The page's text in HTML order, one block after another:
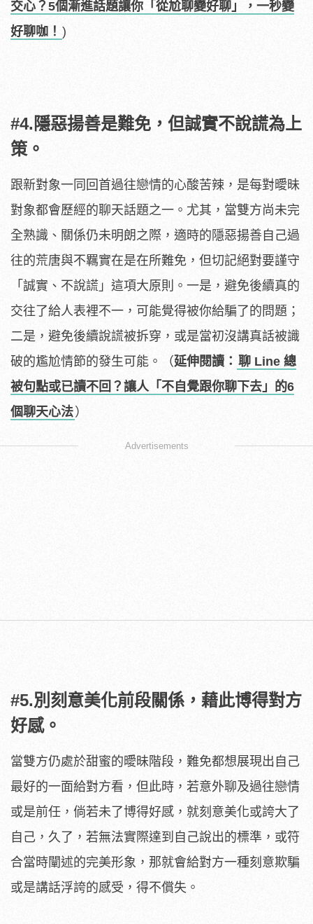
交心？5個漸進話題讓你「從尬聊變好聊」，一秒變
好聊咖！ )
#4.隱惡揚善是難免，但誠實不說謊為上
策。
跟新對象一同回首過往戀情的心酸苦辣，是每對曖昧
對象都會歷經的聊天話題之一。尤其，當雙方尚未完
全熟識、關係仍未明朗之際，適時的隱惡揚善自己過
往的荒唐與不羈實在是在所難免，但切記絕對要謹守
「誠實、不說謊」這項大原則。一是，避免後續真的
交往了給人表裡不一，可能覺得被你給騙了的問題；
二是，避免後續說謊被拆穿，或是當初沒講真話被識
破的尷尬情節的發生可能。（延伸閱讀： 聊 Line 總
被句點或已讀不回？讓人「不自覺跟你聊下去」的6
個聊天心法 ）
Advertisements
#5.別刻意美化前段關係，藉此博得對方
好感。
當雙方仍處於甜蜜的曖昧階段，難免都想展現出自己
最好的一面給對方看，但此時，若意外聊及過往戀情
或是前任，倘若未了博得好感，就刻意美化或誇大了
自己，久了，若無法實際達到自己說出的標準，或符
合當時闡述的完美形象，那就會給對方一種刻意欺騙
或是講話浮誇的感受，得不償失。